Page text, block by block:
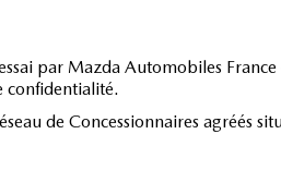
par Mazda Automobiles
confidentialité.
de Concessionnaires agréés